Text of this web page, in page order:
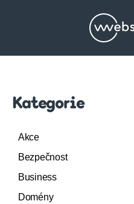
Kategorie
Akce
Bezpečnost
Business
Domény